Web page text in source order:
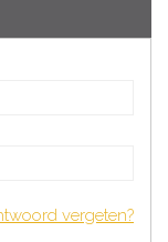
vergeten?